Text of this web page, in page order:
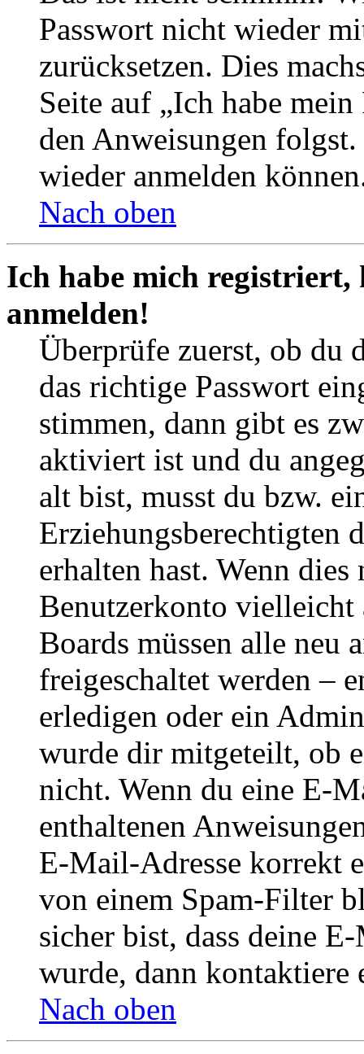
Passwort nicht wieder
zurücksetzen. Dies
Seite auf „Ich habe
den Anweisungen
wieder anmelden
Nach oben
Ich habe mich
anmelden!
Überprüfe zuerst, ob du
das richtige Passwort
stimmen, dann gibt es
aktiviert ist und du
alt bist, musst du bzw.
Erziehungsberechtigten
erhalten hast. Wenn
Benutzerkonto
Boards müssen alle neu
freigeschaltet werden –
erledigen oder ein
wurde dir mitgeteilt, ob
nicht. Wenn du eine E-
enthaltenen
E-Mail-Adresse korrekt
von einem Spam-Filter
sicher bist, dass deine
wurde, dann kontaktiere
Nach oben